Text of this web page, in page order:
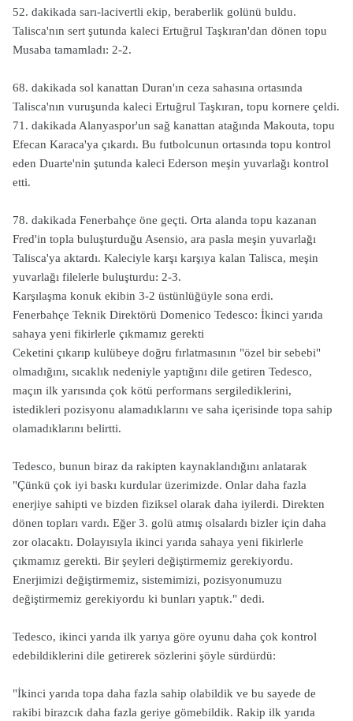
52. dakikada sarı-lacivertli ekip, beraberlik golünü buldu.
Talisca'nın sert şutunda kaleci Ertuğrul Taşkıran'dan dönen topu
Musaba tamamladı: 2-2.
68. dakikada sol kanattan Duran'ın ceza sahasına ortasında
Talisca'nın vuruşunda kaleci Ertuğrul Taşkıran, topu kornere çeldi.
71. dakikada Alanyaspor'un sağ kanattan atağında Makouta, topu
Efecan Karaca'ya çıkardı. Bu futbolcunun ortasında topu kontrol
eden Duarte'nin şutunda kaleci Ederson meşin yuvarlağı kontrol
etti.
78. dakikada Fenerbahçe öne geçti. Orta alanda topu kazanan
Fred'in topla buluşturduğu Asensio, ara pasla meşin yuvarlağı
Talisca'ya aktardı. Kaleciyle karşı karşıya kalan Talisca, meşin
yuvarlağı filelerle buluşturdu: 2-3.
Karşılaşma konuk ekibin 3-2 üstünlüğüyle sona erdi.
Fenerbahçe Teknik Direktörü Domenico Tedesco: İkinci yarıda
sahaya yeni fikirlerle çıkmamız gerekti
Ceketini çıkarıp kulübeye doğru fırlatmasının "özel bir sebebi"
olmadığını, sıcaklık nedeniyle yaptığını dile getiren Tedesco,
maçın ilk yarısında çok kötü performans sergilediklerini,
istedikleri pozisyonu alamadıklarını ve saha içerisinde topa sahip
olamadıklarını belirtti.
Tedesco, bunun biraz da rakipten kaynaklandığını anlatarak
"Çünkü çok iyi baskı kurdular üzerimizde. Onlar daha fazla
enerjiye sahipti ve bizden fiziksel olarak daha iyilerdi. Direkten
dönen topları vardı. Eğer 3. golü atmış olsalardı bizler için daha
zor olacaktı. Dolayısıyla ikinci yarıda sahaya yeni fikirlerle
çıkmamız gerekti. Bir şeyleri değiştirmemiz gerekiyordu.
Enerjimizi değiştirmemiz, sistemimizi, pozisyonumuzu
değiştirmemiz gerekiyordu ki bunları yaptık." dedi.
Tedesco, ikinci yarıda ilk yarıya göre oyunu daha çok kontrol
edebildiklerini dile getirerek sözlerini şöyle sürdürdü:
"İkinci yarıda topa daha fazla sahip olabildik ve bu sayede de
rakibi birazcık daha fazla geriye gömebildik. Rakip ilk yarıda